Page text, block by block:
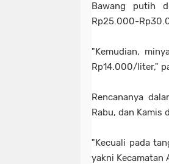
Bawang putih
Rp25.000-
"Kemudian,
Rp14.000/liter,"
Rencananya
Rabu, dan Kamis
"Kecuali pada
yakni Kecamatan